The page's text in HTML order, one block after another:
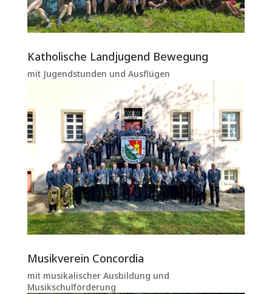
Katholische Landjugend Bewegung
mit Jugendstunden und Ausflügen
Musikverein Concordia
mit musikalischer Ausbildung und
Musikschulförderung